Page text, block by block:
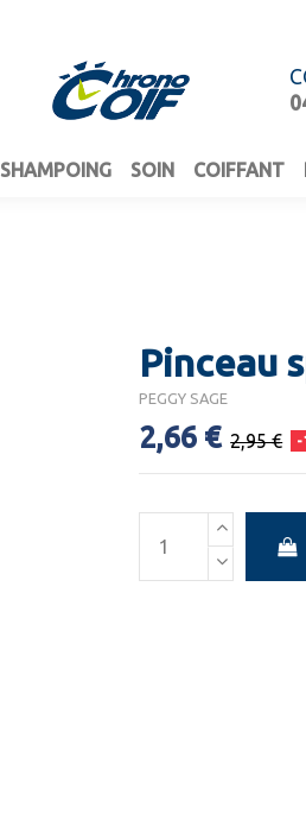
SHAMPOING SOIN COIFFANT
Pinceau
PEGGY SAGE
2,66 € 2,95 € -